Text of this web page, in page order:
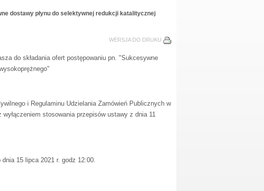
dostawy płynu do selektywnej redukcji katalitycznej
WERSJA DO DRUKU
do składania ofert postępowaniu pn. "Sukcesywne
i Regulaminu Udzielania Zamówień Publicznych w
stosowania przepisów ustawy z dnia 11
15 lipca 2021 r. godz 12:00.